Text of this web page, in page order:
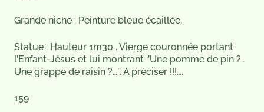
Grande niche : Peinture bleue écaillée.
Statue : Hauteur 1m30 . Vierge couronnée portant
l’Enfant-Jésus et lui montrant ‘’Une pomme de pin ?…
Une grappe de raisin ?…’’. A préciser !!!….
159